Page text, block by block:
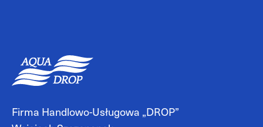
Firma Handlowo-Usługowa „DROP”